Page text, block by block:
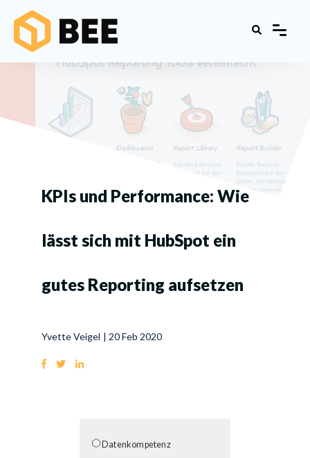
KPIs und Performance: Wie
lässt sich mit HubSpot ein
gutes Reporting aufsetzen
Yvette Veigel 20 Feb 2020
Datenkompetenz